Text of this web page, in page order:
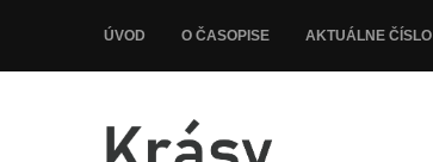
ÚVOD O ČASOPISE AKTUÁLNE ČÍSLO